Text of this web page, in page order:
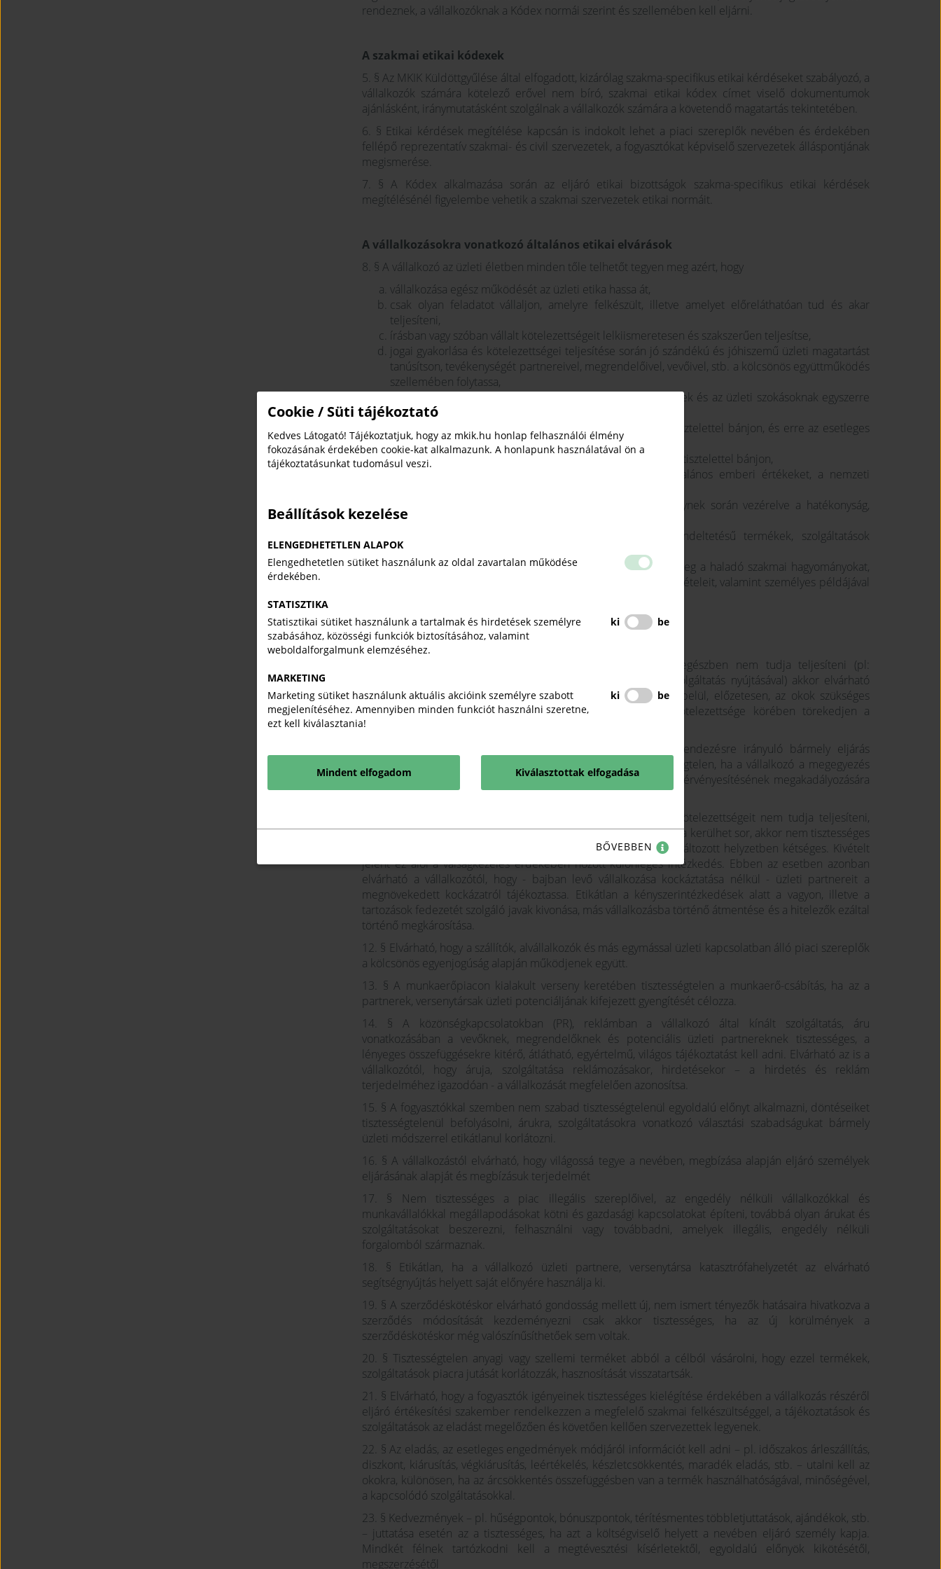
rendeznek, a vállalkozóknak a Kódex normái szerint és szellemében kell eljárni.
A szakmai etikai kódexek
5. § Az MKIK Küldöttgyűlése által elfogadott, kizárólag szakma-specifikus etikai kérdéseket szabályozó, a
vállalkozók számára kötelező erővel nem bíró, szakmai etikai kódex címet viselő dokumentumok
ajánlásként, iránymutatásként szolgálnak a vállalkozók számára a követendő magatartás tekintetében.
6. § Etikai kérdések megítélése kapcsán is indokolt lehet a piaci szereplők nevében és érdekében
fellépő reprezentatív szakmai- és civil szervezetek, a fogyasztókat képviselő szervezetek álláspontjának
megismerése.
7. § A Kódex alkalmazása során az eljáró etikai bizottságok szakma-specifikus etikai kérdések
megítélésénél figyelembe vehetik a szakmai szervezetek etikai normáit.
A vállalkozásokra vonatkozó általános etikai elvárások
8. § A vállalkozó az üzleti életben minden tőle telhetőt tegyen meg azért, hogy
vállalkozása egész működését az üzleti etika hassa át,
csak olyan feladatot vállaljon, amelyre felkészült, illetve amelyet előreláthatóan tud és akar
teljesíteni,
írásban vagy szóban vállalt kötelezettségeit lelkiismeretesen és szakszerűen teljesítse,
jogai gyakorlása és kötelezettségei teljesítése során jó szándékú és jóhiszemű üzleti magatartást
tanúsítson, tevékenységét partnereivel, megrendelőivel, vevőivel, stb. a kölcsönös együttműködés
szellemében folytassa,
üzleti tevékenysége során a szakmai etika követelményeinek és az üzleti szokásoknak egyszerre
tegyen eleget,
vevőivel, megrendelőivel, partnereivel az őket megillető tisztelettel bánjon, és erre az esetleges
konfliktusok rendezése során különleges gondot fordítson,
munkavállalóit méltányos feltételekkel foglalkoztassa, velük tisztelettel bánjon,
vállalkozói tevékenysége során tartsa tiszteletben az általános emberi értékeket, a nemzeti
a problémákat lehetőleg tárgyalásos úton rendezze, melynek során vezérelve a hatékonyság,
gyorsaság és méltányosság legyen,
árképzésében, hirdetéseiben törekedjen a hasonló rendeltetésű termékek, szolgáltatások
összehasonlíthatóságára,
a szakmai utánpótlás képzése és nevelése során őrizze meg a haladó szakmai hagyományokat,
biztosítsa a magas színvonalú képzés személyi és tárgyi feltételeit, valamint személyes példájával
A tisztességes piaci magatartás egyes különös szabályai
9. § Ha a vállalkozó vállalt kötelezettségeit részben, vagy egészben nem tudja teljesíteni (pl:
késedelembe fog esni fizetési kötelezettsége teljesítésével, szolgáltatás nyújtásával) akkor elvárható
tőle, hogy erről üzleti partnerét, megrendelőjét ésszerű időn belül, előzetesen, az okok szükséges
mértékű feltárása mellett tájékoztassa és együttműködési kötelezettsége körében törekedjen a
probléma megoldására.
10. § Etikátlan, ha a vállalkozó üzleti kapcsolataiban a vitarendezésre irányuló bármely eljárás
indításával, abban való részvétellel visszaél. Különösen tisztességtelen, ha a vállalkozó a megegyezés
szándéka nélkül, pusztán időhúzás céljából, vagy a másik fél jogérvényesítésének megakadályozására
törekedve kezdeményez eljárást vagy bocsátkozik ilyen eljárásba.
11. § Ha a vállalkozás gazdasági helyzete valószínűsíti, hogy kötelezettségeit nem tudja teljesíteni,
kényszerintézkedésekre, esetleg csőd-, vagy felszámolási eljárásra kerülhet sor, akkor nem tisztességes
olyan kötelezettségeket vállalni, melyek teljesíthetősége a megváltozott helyzetben kétséges. Kivételt
jelent ez alól a válságkezelés érdekében hozott különleges intézkedés. Ebben az esetben azonban
elvárható a vállalkozótól, hogy - bajban levő vállalkozása kockáztatása nélkül - üzleti partnereit a
megnövekedett kockázatról tájékoztassa. Etikátlan a kényszerintézkedések alatt a vagyon, illetve a
tartozások fedezetét szolgáló javak kivonása, más vállalkozásba történő átmentése és a hitelezők ezáltal
történő megkárosítása.
12. § Elvárható, hogy a szállítók, alvállalkozók és más egymással üzleti kapcsolatban álló piaci szereplők
a kölcsönös egyenjogúság alapján működjenek együtt.
13. § A munkaerőpiacon kialakult verseny keretében tisztességtelen a munkaerő-csábítás, ha az a
partnerek, versenytársak üzleti potenciáljának kifejezett gyengítését célozza.
14. § A közönségkapcsolatokban (PR), reklámban a vállalkozó által kínált szolgáltatás, áru
vonatkozásában a vevőknek, megrendelőknek és potenciális üzleti partnereknek tisztességes, a
lényeges összefüggésekre kitérő, átlátható, egyértelmű, világos tájékoztatást kell adni. Elvárható az is a
vállalkozótól, hogy áruja, szolgáltatása reklámozásakor, hirdetésekor – a hirdetés és reklám
terjedelméhez igazodóan - a vállalkozását megfelelően azonosítsa.
15. § A fogyasztókkal szemben nem szabad tisztességtelenül egyoldalú előnyt alkalmazni, döntéseiket
tisztességtelenül befolyásolni, árukra, szolgáltatásokra vonatkozó választási szabadságukat bármely
üzleti módszerrel etikátlanul korlátozni.
16. § A vállalkozástól elvárható, hogy világossá tegye a nevében, megbízása alapján eljáró személyek
eljárásának alapját és megbízásuk terjedelmét
17. § Nem tisztességes a piac illegális szereplőivel, az engedély nélküli vállalkozókkal és
munkavállalókkal megállapodásokat kötni és gazdasági kapcsolatokat építeni, továbbá olyan árukat és
szolgáltatásokat beszerezni, felhasználni vagy továbbadni, amelyek illegális, engedély nélküli
forgalomból származnak.
18. § Etikátlan, ha a vállalkozó üzleti partnere, versenytársa katasztrófahelyzetét az elvárható
segítségnyújtás helyett saját előnyére használja ki.
19. § A szerződéskötéskor elvárható gondosság mellett új, nem ismert tényezők hatásaira hivatkozva a
szerződés módosítását kezdeményezni csak akkor tisztességes, ha az új körülmények a
szerződéskötéskor még valószínűsíthetőek sem voltak.
20. § Tisztességtelen anyagi vagy szellemi terméket abból a célból vásárolni, hogy ezzel termékek,
szolgáltatások piacra jutását korlátozzák, hasznosítását visszatartsák.
21. § Elvárható, hogy a fogyasztók igényeinek tisztességes kielégítése érdekében a vállalkozás részéről
eljáró értékesítési szakember rendelkezzen a megfelelő szakmai felkészültséggel, a tájékoztatások és
szolgáltatások az eladást megelőzően és követően kellően szervezettek legyenek.
22. § Az eladás, az esetleges engedmények módjáról információt kell adni – pl. időszakos árleszállítás,
diszkont, kiárusítás, végkiárusítás, leértékelés, készletcsökkentés, maradék eladás, stb. – utalni kell az
okokra, különösen, ha az árcsökkentés összefüggésben van a termék használhatóságával, minőségével,
a kapcsolódó szolgáltatásokkal.
23. § Kedvezmények – pl. hűségpontok, bónuszpontok, térítésmentes többletjuttatások, ajándékok, stb.
– juttatása esetén az a tisztességes, ha azt a költségviselő helyett a nevében eljáró személy kapja.
Mindkét félnek tartózkodni kell a megtévesztési kísérletektől, egyoldalú előnyök kikötésétől,
megszerzésétől
Cookie / Süti tájékoztató
Kedves Látogató! Tájékoztatjuk, hogy az mkik.hu honlap felhasználói élmény
fokozásának érdekében cookie-kat alkalmazunk. A honlapunk használatával ön a
tájékoztatásunkat tudomásul veszi.
Beállítások kezelése
ELENGEDHETETLEN ALAPOK
Elengedhetetlen sütiket használunk az oldal zavartalan működése
érdekében.
STATISZTIKA
Statisztikai sütiket használunk a tartalmak és hirdetések személyre
szabásához, közösségi funkciók biztosításához, valamint
weboldalforgalmunk elemzéséhez.
ki be
MARKETING
Marketing sütiket használunk aktuális akcióink személyre szabott
megjelenítéséhez. Amennyiben minden funkciót használni szeretne,
ezt kell kiválasztania!
ki be
Mindent elfogadom Kiválasztottak elfogadása
BŐVEBBEN